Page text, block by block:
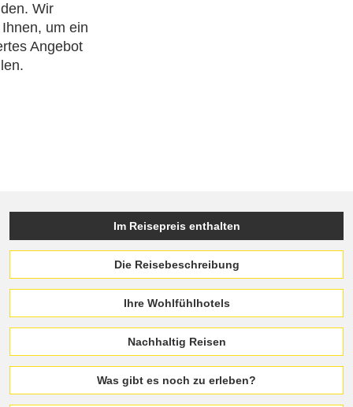
Wir
um ein
Angebot
Im Reisepreis enthalten
Die Reisebeschreibung
Ihre Wohlfühlhotels
Nachhaltig Reisen
Was gibt es noch zu erleben?